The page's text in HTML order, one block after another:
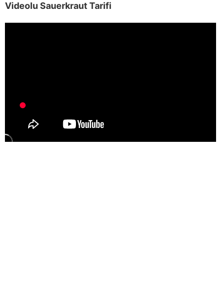
Videolu Sauerkraut Tarifi